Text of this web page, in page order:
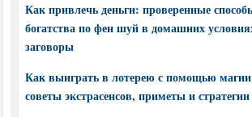
Как привлечь деньги: проверенные
богатства по фен шуй в домашних
заговоры
Как выиграть в лотерею с помощью магии
советы экстрасенсов, приметы и стратегии